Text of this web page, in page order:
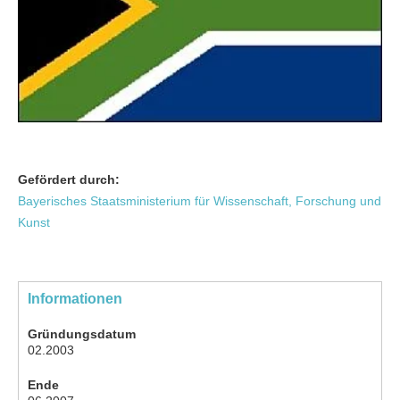
Gefördert durch:
Bayerisches Staatsministerium für Wissenschaft, Forschung und
Kunst
Informationen
Gründungsdatum
02.2003
Ende